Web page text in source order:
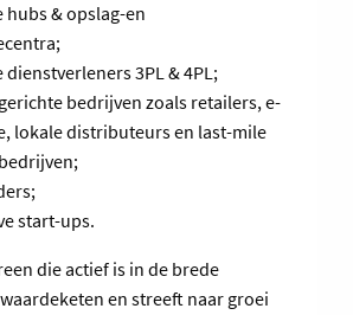
hubs & opslag-en
dienstverleners 3PL & 4PL;
bedrijven zoals retailers, e-
lokale distributeurs en last-mile
start-ups.
die actief is in de brede
en streeft naar groei